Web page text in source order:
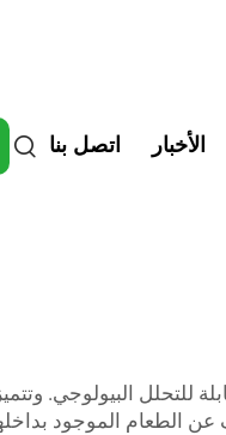
الأخبار اتصل بنا
البيولوجي.
الطعام الموجود